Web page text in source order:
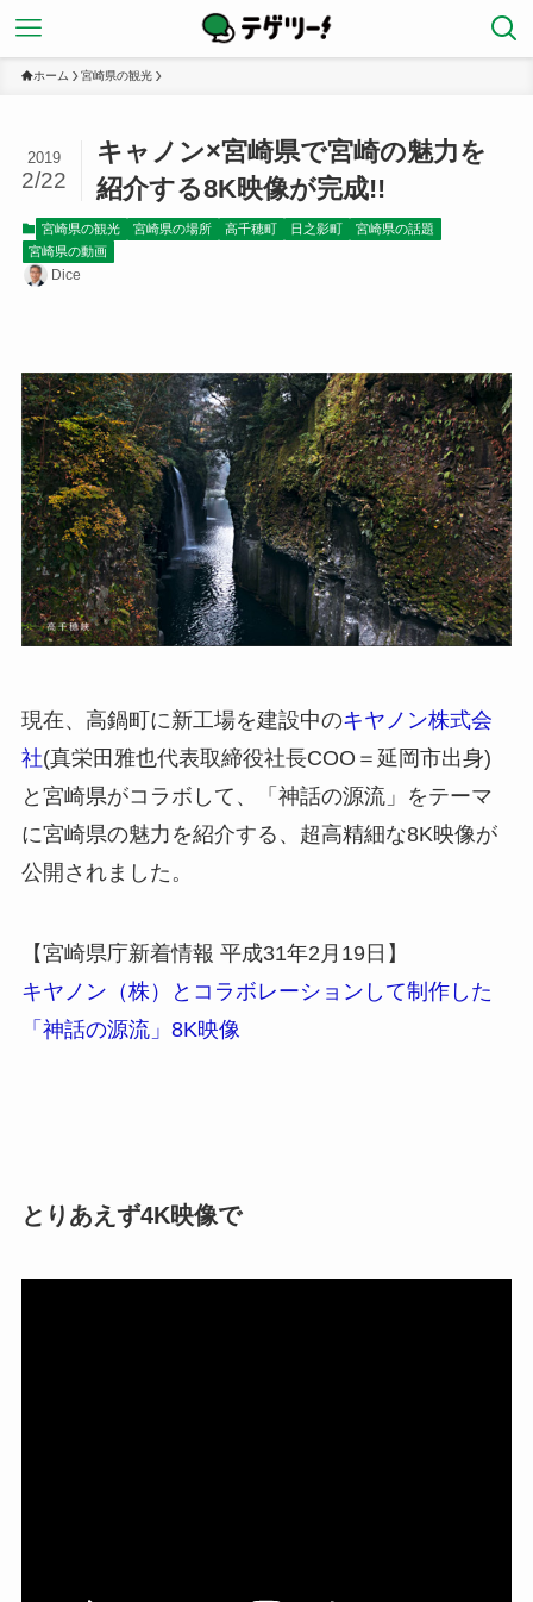
ホーム 宮崎県の観光
キャノン×宮崎県で宮崎の魅力を
紹介する8K映像が完成!!
2019
2/22
宮崎県の観光 宮崎県の場所 高千穂町 日之影町
宮崎県の話題
宮崎県の動画
Dice
現在、高鍋町に新工場を建設中のキヤノン株式会
社(真栄田雅也代表取締役社長COO＝延岡市出身)
と宮崎県がコラボして、「神話の源流」をテーマ
に宮崎県の魅力を紹介する、超高精細な8K映像が
公開されました。
【宮崎県庁新着情報 平成31年2月19日】
キヤノン（株）とコラボレーションして制作した
「神話の源流」8K映像
とりあえず4K映像で